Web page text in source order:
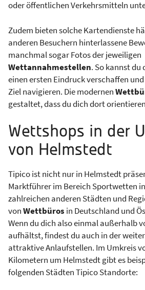
oder öffentlichen Verkehrsmitteln
Zudem bieten solche Kartendienste
anderen Besuchern hinterlassene
manchmal sogar Fotos der jeweiligen
Wettannahmestellen. So kannst
einen ersten Eindruck verschaffen
Ziel navigieren. Die modernen
gestaltet, dass du dich dort
Wettshops in der
von Helmstedt
Tipico ist nicht nur in Helmstedt
Marktführer im Bereich Sportwetten
zahlreichen anderen Städten und
vonWettbüros in Deutschland und
Wenn du dich also einmal außerhalb
aufhältst, findest du auch in der
attraktive Anlaufstellen. Im Umkreis
Kilometern um Helmstedt gibt es
folgenden Städten Tipico Standorte: